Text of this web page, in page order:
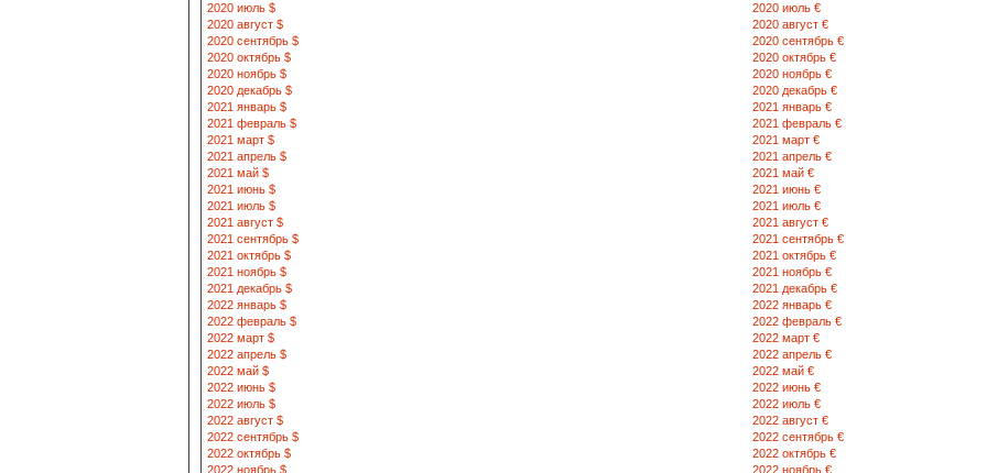
2020 июль $
2020 июль €
2020 август $
2020 август €
2020 сентябрь $
2020 сентябрь €
2020 октябрь $
2020 октябрь €
2020 ноябрь $
2020 ноябрь €
2020 декабрь $
2020 декабрь €
2021 январь $
2021 январь €
2021 февраль $
2021 февраль €
2021 март $
2021 март €
2021 апрель $
2021 апрель €
2021 май $
2021 май €
2021 июнь $
2021 июнь €
2021 июль $
2021 июль €
2021 август $
2021 август €
2021 сентябрь $
2021 сентябрь €
2021 октябрь $
2021 октябрь €
2021 ноябрь $
2021 ноябрь €
2021 декабрь $
2021 декабрь €
2022 январь $
2022 январь €
2022 февраль $
2022 февраль €
2022 март $
2022 март €
2022 апрель $
2022 апрель €
2022 май $
2022 май €
2022 июнь $
2022 июнь €
2022 июль $
2022 июль €
2022 август $
2022 август €
2022 сентябрь $
2022 сентябрь €
2022 октябрь $
2022 октябрь €
2022 ноябрь $
2022 ноябрь €